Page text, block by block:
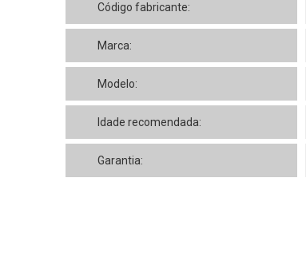
Código fabricante:
Marca:
Modelo:
Idade recomendada:
Garantia: